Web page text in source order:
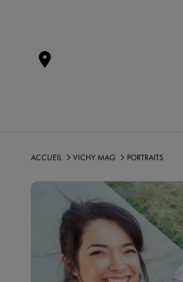
ACCUEIL VICHY MAG PORTRAITS